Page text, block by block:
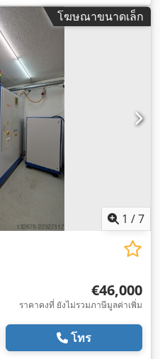
โฆษณาขนาดเล็ก
1 /7
€46,000
ราคาคงที่ ยังไม่รวมภาษีมูลค่าเพิ่ม
โทร